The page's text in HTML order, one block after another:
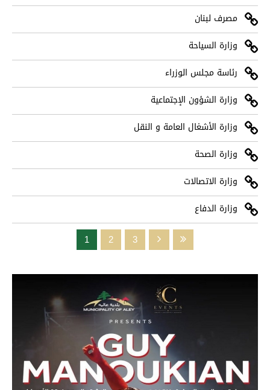
مصرف لبنان
وزارة السياحة
رئاسة مجلس الوزراء
وزارة الشؤون الإجتماعية
وزارة الأشغال العامة و النقل
وزارة الصحة
وزارة الاتصالات
وزارة الدفاع
1 2 3